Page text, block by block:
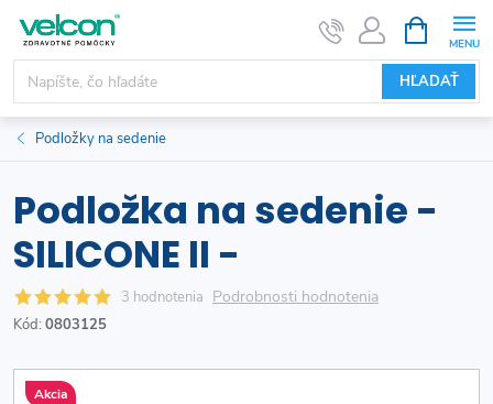
obsah
HĽADAŤ
KOŠÍK
Podložky na sedenie
Podložka na sedenie -
SILICONE II -
3 hodnotenia Podrobnosti hodnotenia
Kód: 0803125
Akcia